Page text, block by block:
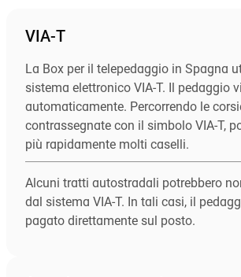
VIA-T
La Box per il telepedaggio in Spagna
sistema elettronico VIA-T. Il pedaggio
automaticamente. Percorrendo le
contrassegnate con il simbolo VIA-T,
più rapidamente molti caselli.
Alcuni tratti autostradali potrebbero
dal sistema VIA-T. In tali casi, il
pagato direttamente sul posto.